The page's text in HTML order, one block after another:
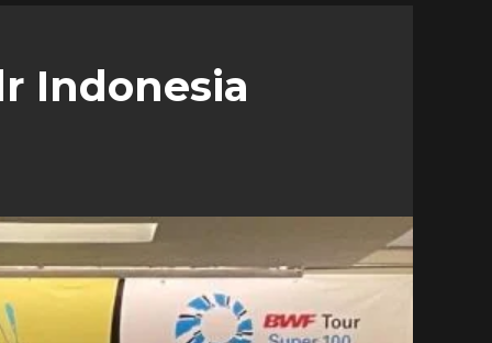
Indonesia